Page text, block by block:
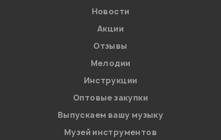
Новости
Акции
Отзывы
Мелодии
Инструкции
Оптовые закупки
Выпускаем вашу музыку
Музей инструментов